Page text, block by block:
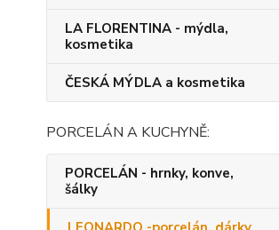
LA FLORENTINA - mýdla,
kosmetika
ČESKÁ MÝDLA a kosmetika
PORCELÁN A KUCHYNĚ:
PORCELÁN - hrnky, konve,
šálky